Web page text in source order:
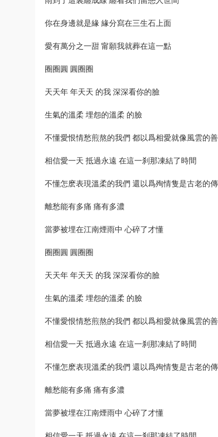
你在身邊就是緣 緣分寫在三生石上面
愛有萬分之一甜 甯願我就葬在這一點
圈圈圓 圓圈圈
天天年 年天天 的我 深深看你的臉
生氣的溫柔 埋怨的溫柔 的臉
不懂愛恨情愁煎熬的我們 都以爲相愛就像風雲的
相信愛一天 抵過永遠 在這一刹那凍結了時間
不懂怎麽表現溫柔的我們 還以爲殉情隻是古老的
離愁能有多痛 痛有多濃
當夢被埋在江南煙雨中 心碎了才懂
圈圈圓 圓圈圈
天天年 年天天 的我 深深看你的臉
生氣的溫柔 埋怨的溫柔 的臉
不懂愛恨情愁煎熬的我們 都以爲相愛就像風雲的
相信愛一天 抵過永遠 在這一刹那凍結了時間
不懂怎麽表現溫柔的我們 還以爲殉情隻是古老的
離愁能有多痛 痛有多濃
當夢被埋在江南煙雨中 心碎了才懂